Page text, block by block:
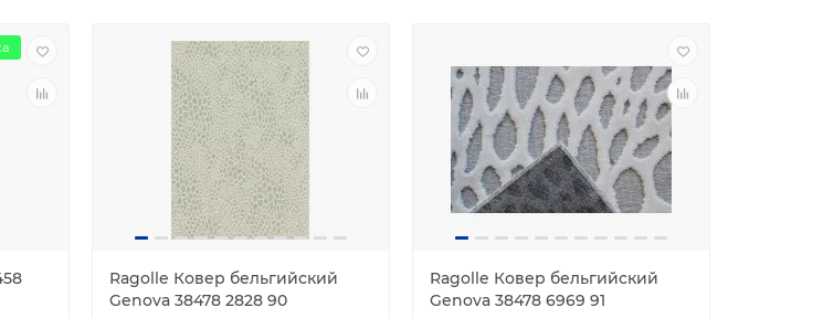
Ragolle Ковер бельгийский
Genova 38478 2828 90
Ragolle Ковер бельгийский
Genova 38478 6969 91